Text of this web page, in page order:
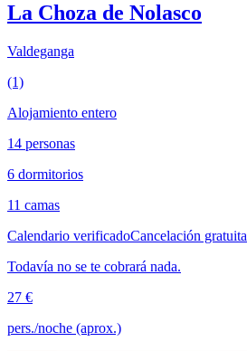
La Choza de Nolasco
Valdeganga
(1)
Alojamiento entero
14 personas
6 dormitorios
11 camas
Calendario verificadoCancelación gratuita
Todavía no se te cobrará nada.
27 €
pers./noche (aprox.)